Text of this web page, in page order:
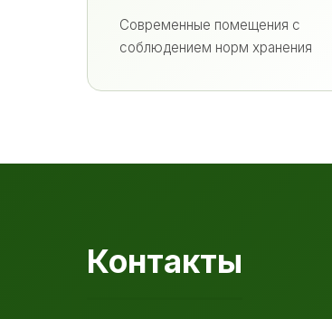
Современные помещения с
соблюдением норм хранения
Контакты